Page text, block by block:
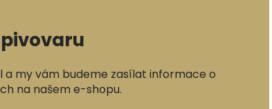
a my vám budeme zasílat informace o
na našem e-shopu.